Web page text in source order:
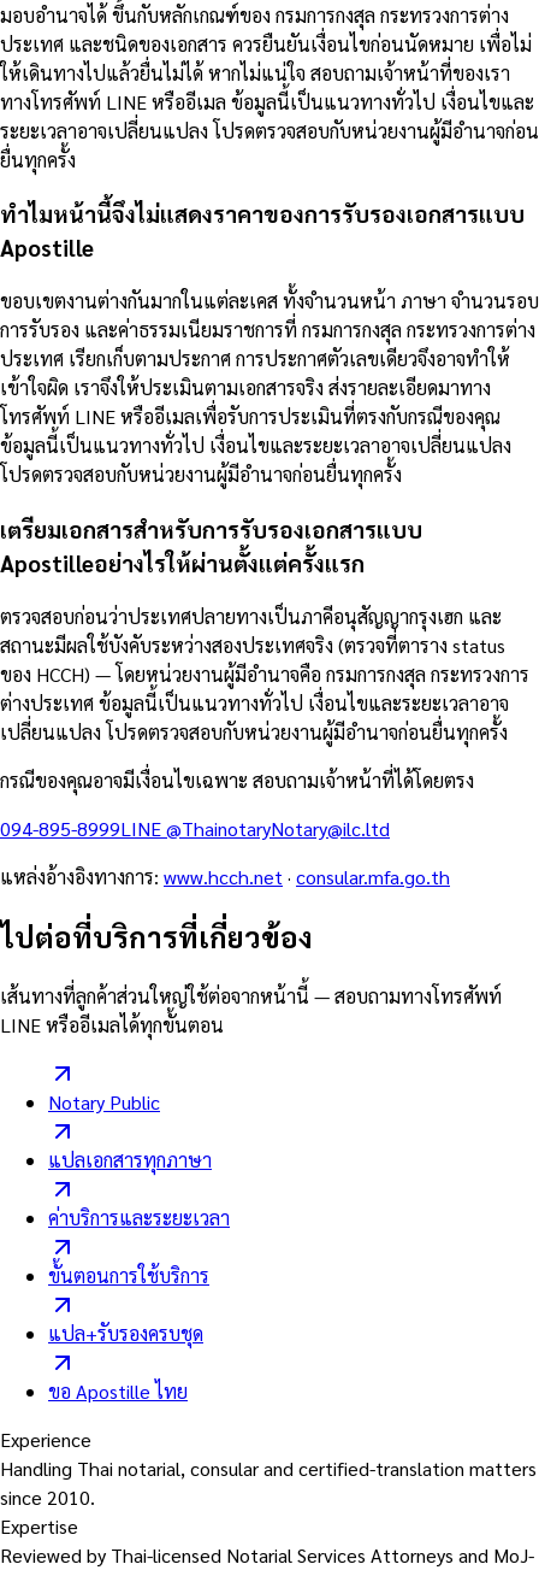
มอบอำนาจได้ ขึ้นกับหลักเกณฑ์ของ กรมการกงสุล กระทรวงการต่าง
ประเทศ และชนิดของเอกสาร ควรยืนยันเงื่อนไขก่อนนัดหมาย เพื่อไม่
ให้เดินทางไปแล้วยื่นไม่ได้ หากไม่แน่ใจ สอบถามเจ้าหน้าที่ของเรา
ทางโทรศัพท์ LINE หรืออีเมล ข้อมูลนี้เป็นแนวทางทั่วไป เงื่อนไขและ
ระยะเวลาอาจเปลี่ยนแปลง โปรดตรวจสอบกับหน่วยงานผู้มีอำนาจก่อน
ยื่นทุกครั้ง
ทำไมหน้านี้จึงไม่แสดงราคาของการรับรองเอกสารแบบ
Apostille
ขอบเขตงานต่างกันมากในแต่ละเคส ทั้งจำนวนหน้า ภาษา จำนวนรอบ
การรับรอง และค่าธรรมเนียมราชการที่ กรมการกงสุล กระทรวงการต่าง
ประเทศ เรียกเก็บตามประกาศ การประกาศตัวเลขเดียวจึงอาจทำให้
เข้าใจผิด เราจึงให้ประเมินตามเอกสารจริง ส่งรายละเอียดมาทาง
โทรศัพท์ LINE หรืออีเมลเพื่อรับการประเมินที่ตรงกับกรณีของคุณ
ข้อมูลนี้เป็นแนวทางทั่วไป เงื่อนไขและระยะเวลาอาจเปลี่ยนแปลง
โปรดตรวจสอบกับหน่วยงานผู้มีอำนาจก่อนยื่นทุกครั้ง
เตรียมเอกสารสำหรับการรับรองเอกสารแบบ
Apostilleอย่างไรให้ผ่านตั้งแต่ครั้งแรก
ตรวจสอบก่อนว่าประเทศปลายทางเป็นภาคีอนุสัญญากรุงเฮก และ
สถานะมีผลใช้บังคับระหว่างสองประเทศจริง (ตรวจที่ตาราง status
ของ HCCH) — โดยหน่วยงานผู้มีอำนาจคือ กรมการกงสุล กระทรวงการ
ต่างประเทศ ข้อมูลนี้เป็นแนวทางทั่วไป เงื่อนไขและระยะเวลาอาจ
เปลี่ยนแปลง โปรดตรวจสอบกับหน่วยงานผู้มีอำนาจก่อนยื่นทุกครั้ง
กรณีของคุณอาจมีเงื่อนไขเฉพาะ สอบถามเจ้าหน้าที่ได้โดยตรง
094-895-8999LINE@ThainotaryNotary@ilc.ltd
แหล่งอ้างอิงทางการ: www.hcch.net · consular.mfa.go.th
ไปต่อที่บริการที่เกี่ยวข้อง
เส้นทางที่ลูกค้าส่วนใหญ่ใช้ต่อจากหน้านี้ — สอบถามทางโทรศัพท์
LINE หรืออีเมลได้ทุกขั้นตอน
Notary Public
แปลเอกสารทุกภาษา
ค่าบริการและระยะเวลา
ขั้นตอนการใช้บริการ
แปล+รับรองครบชุด
ขอ Apostille ไทย
Experience
Handling Thai notarial, consular and certified-translation matters
since 2010.
Expertise
Reviewed by Thai-licensed Notarial Services Attorneys and MoJ-